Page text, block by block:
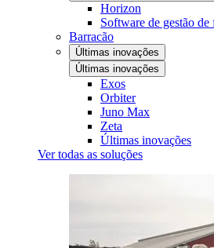
Horizon
Software de gestão de
Barracão
Últimas inovações
Últimas inovações
Exos
Orbiter
Juno Max
Zeta
Últimas inovações
Ver todas as soluções